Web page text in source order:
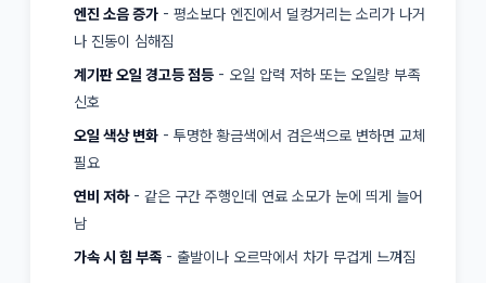
엔진 소음 증가 - 평소보다 엔진에서 덜컹거리는 소리가 나거
나 진동이 심해짐
계기판 오일 경고등 점등 - 오일 압력 저하 또는 오일량 부족
신호
오일 색상 변화 - 투명한 황금색에서 검은색으로 변하면 교체
필요
연비 저하- 같은 구간 주행인데 연료 소모가 눈에 띄게 늘어
남
가속 시 힘 부족 - 출발이나 오르막에서 차가 무겁게 느껴짐